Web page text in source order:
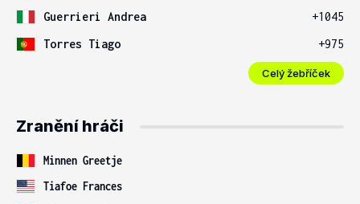
Guerrieri Andrea
+1045
Torres Tiago
+975
Celý žebříček
Zranění hráči
Minnen Greetje
Tiafoe Frances